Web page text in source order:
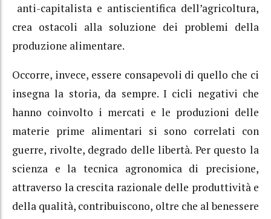
anti-capitalista e antiscientifica dell’agricoltura,
crea ostacoli alla soluzione dei problemi della
produzione alimentare.
Occorre, invece, essere consapevoli di quello che ci
insegna la storia, da sempre. I cicli negativi che
hanno coinvolto i mercati e le produzioni delle
materie prime alimentari si sono correlati con
guerre, rivolte, degrado delle libertà. Per questo la
scienza e la tecnica agronomica di precisione,
attraverso la crescita razionale delle produttività e
della qualità, contribuiscono, oltre che al benessere